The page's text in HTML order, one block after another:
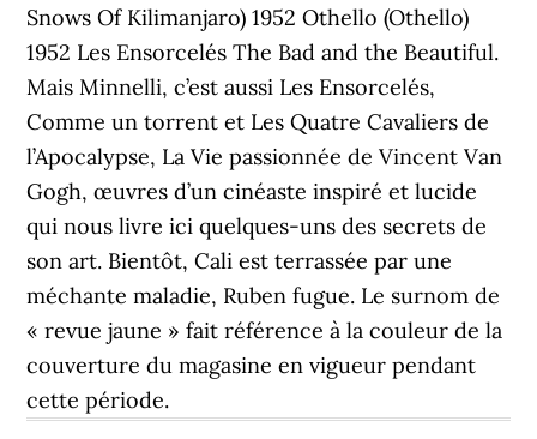
Snows Of Kilimanjaro) 1952 Othello (Othello)
1952 Les Ensorcelés The Bad and the Beautiful.
Mais Minnelli, c’est aussi Les Ensorcelés,
Comme un torrent et Les Quatre Cavaliers de
l’Apocalypse, La Vie passionnée de Vincent Van
Gogh, œuvres d’un cinéaste inspiré et lucide
qui nous livre ici quelques-uns des secrets de
son art. Bientôt, Cali est terrassée par une
méchante maladie, Ruben fugue. Le surnom de
« revue jaune » fait référence à la couleur de la
couverture du magasine en vigueur pendant
cette période.